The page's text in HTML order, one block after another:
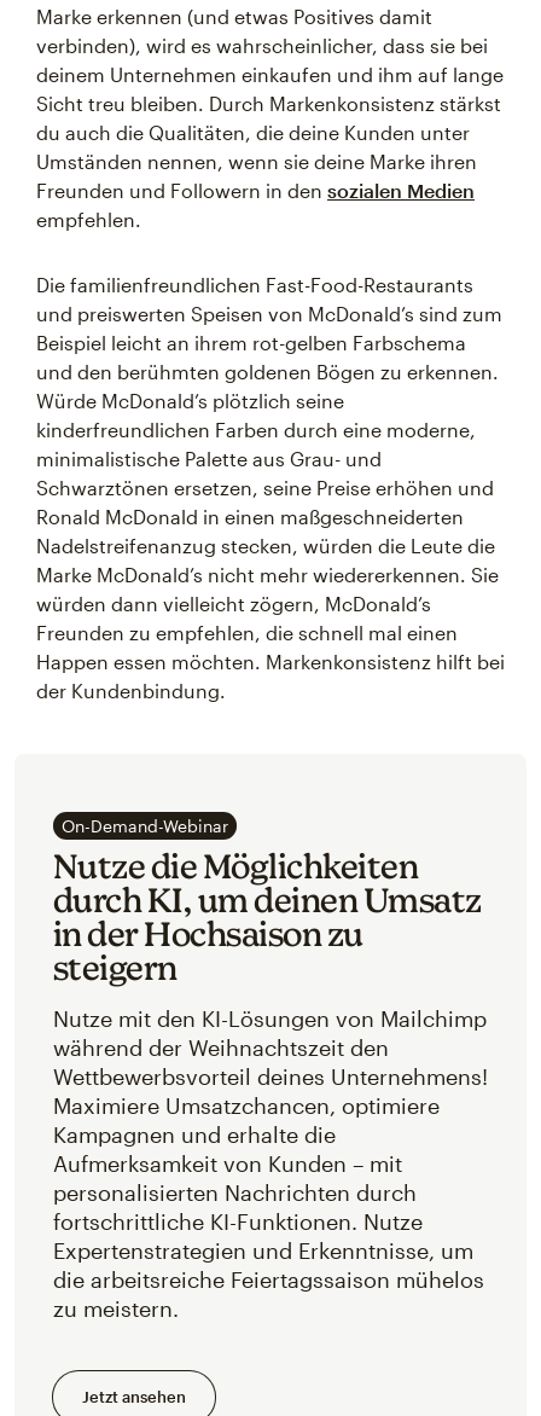
Marke erkennen (und etwas Positives damit
verbinden), wird es wahrscheinlicher, dass sie bei
deinem Unternehmen einkaufen und ihm auf lange
Sicht treu bleiben. Durch Markenkonsistenz stärkst
du auch die Qualitäten, die deine Kunden unter
Umständen nennen, wenn sie deine Marke ihren
Freunden und Followern in den sozialen Medien
empfehlen.
Die familienfreundlichen Fast-Food-Restaurants
und preiswerten Speisen von McDonald’s sind zum
Beispiel leicht an ihrem rot-gelben Farbschema
und den berühmten goldenen Bögen zu erkennen.
Würde McDonald’s plötzlich seine
kinderfreundlichen Farben durch eine moderne,
minimalistische Palette aus Grau- und
Schwarztönen ersetzen, seine Preise erhöhen und
Ronald McDonald in einen maßgeschneiderten
Nadelstreifenanzug stecken, würden die Leute die
Marke McDonald’s nicht mehr wiedererkennen. Sie
würden dann vielleicht zögern, McDonald’s
Freunden zu empfehlen, die schnell mal einen
Happen essen möchten. Markenkonsistenz hilft bei
der Kundenbindung.
On-Demand-Webinar
Nutze die Möglichkeiten
durch KI, um deinen Umsatz
in der Hochsaison zu
steigern
Nutze mit den KI-Lösungen von Mailchimp
während der Weihnachtszeit den
Wettbewerbsvorteil deines Unternehmens!
Maximiere Umsatzchancen, optimiere
Kampagnen und erhalte die
Aufmerksamkeit von Kunden – mit
personalisierten Nachrichten durch
fortschrittliche KI-Funktionen. Nutze
Expertenstrategien und Erkenntnisse, um
die arbeitsreiche Feiertagssaison mühelos
zu meistern.
Jetzt ansehen